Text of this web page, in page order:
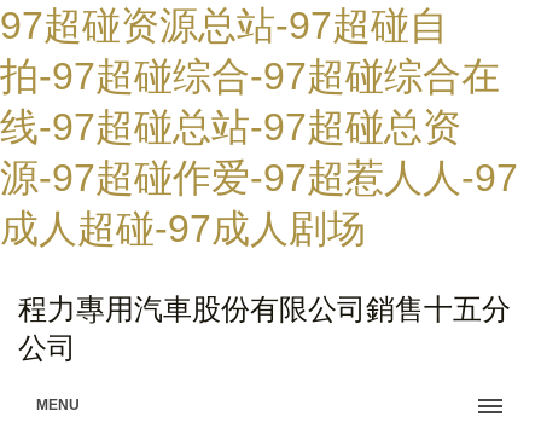
97超碰资源总站-97超碰自
拍-97超碰综合-97超碰综合在
线-97超碰总站-97超碰总资
源-97超碰作爱-97超惹人人-97
成人超碰-97成人剧场
程力專用汽車股份有限公司銷售十五分
公司
MENU